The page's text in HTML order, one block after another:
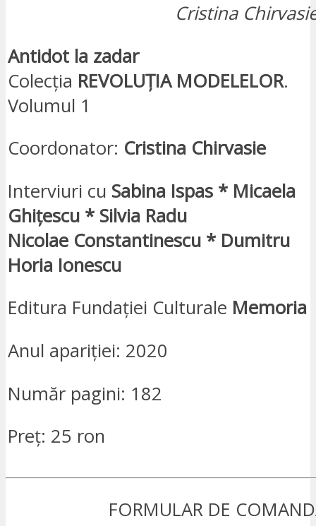
Cristina
Antidot la zadar
Colecția REVOLUȚIA MODELELOR.
Volumul 1
Coordonator: Cristina Chirvasie
Interviuri cu Sabina Ispas * Micaela
Ghițescu * Silvia Radu
Nicolae Constantinescu * Dumitru
Horia Ionescu
Editura Fundației Culturale Memoria
Anul apariției: 2020
Număr pagini: 182
Preț: 25 ron
FORMULAR DE